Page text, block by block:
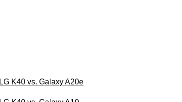
LG K40 vs. Galaxy A20e